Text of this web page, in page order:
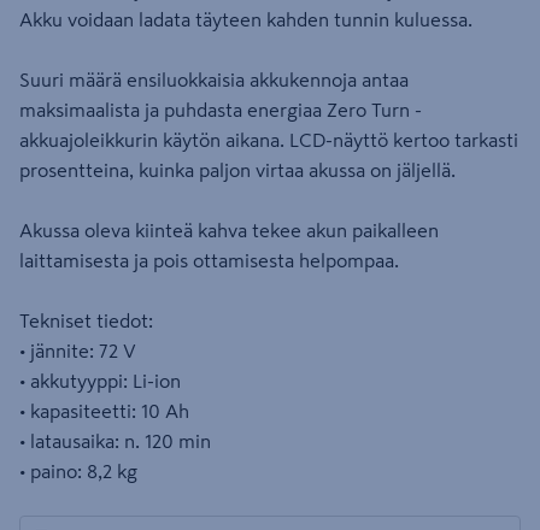
Akku voidaan ladata täyteen kahden tunnin kuluessa.
Suuri määrä ensiluokkaisia akkukennoja antaa
maksimaalista ja puhdasta energiaa Zero Turn -
akkuajoleikkurin käytön aikana. LCD-näyttö kertoo tarkasti
prosentteina, kuinka paljon virtaa akussa on jäljellä.
Akussa oleva kiinteä kahva tekee akun paikalleen
laittamisesta ja pois ottamisesta helpompaa.
Tekniset tiedot:
• jännite: 72 V
• akkutyyppi: Li-ion
• kapasiteetti: 10 Ah
• latausaika: n. 120 min
• paino: 8,2 kg